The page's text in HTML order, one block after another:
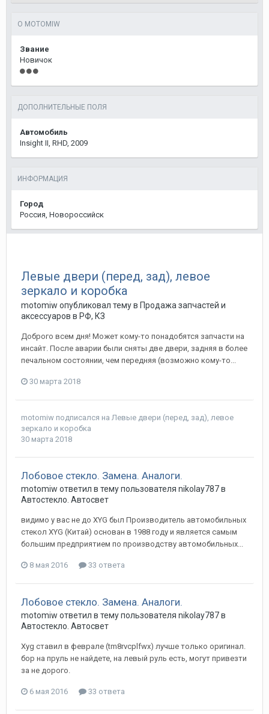
О MOTOMIW
Звание
Новичок
ДОПОЛНИТЕЛЬНЫЕ ПОЛЯ
Автомобиль
Insight II, RHD, 2009
ИНФОРМАЦИЯ
Город
Россия, Новороссийск
Левые двери (перед, зад), левое
зеркало и коробка
motomiw опубликовал тему в Продажа запчастей и
аксессуаров в РФ, КЗ
Доброго всем дня! Может кому-то понадобятся запчасти на
инсайт. После аварии были сняты две двери, задняя в более
печальном состоянии, чем передняя (возможно кому-то...
30 марта 2018
motomiw подписался на Левые двери (перед, зад), левое
зеркало и коробка
30 марта 2018
Лобовое стекло. Замена. Аналоги.
motomiw ответил в тему пользователя nikolay787в
Автостекло. Автосвет
видимо у вас не до XYG был Производитель автомобильных
стекол XYG (Китай) основан в 1988 году и является самым
большим предприятием по производству автомобильных...
8 мая 2016 33 ответа
Лобовое стекло. Замена. Аналоги.
motomiw ответил в тему пользователя nikolay787в
Автостекло. Автосвет
Xyg ставил в феврале (tm8rvcplfwx) лучше только оригинал.
бор на пруль не найдете, на левый руль есть, могут привезти
за не дорого.
6 мая 2016 33 ответа